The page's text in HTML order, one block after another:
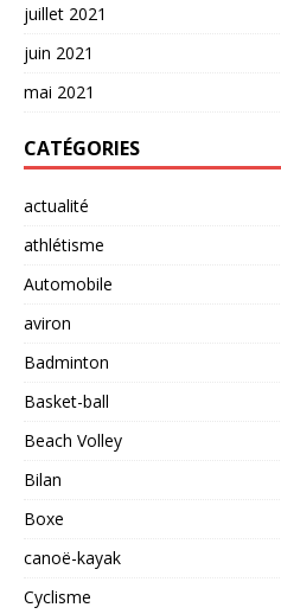
juillet 2021
juin 2021
mai 2021
CATÉGORIES
actualité
athlétisme
Automobile
aviron
Badminton
Basket-ball
Beach Volley
Bilan
Boxe
canoë-kayak
Cyclisme